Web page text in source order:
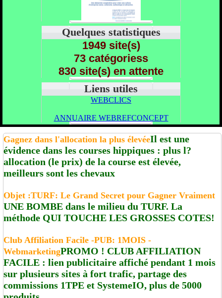
Quelques statistiques
1949 site(s)
73 catégoriess
830 site(s) en attente
Liens utiles
WEBCLICS
ANNUAIRE WEBREFCONCEPT
Gagnez dans l'allocation la plus élevéeIl est une
évidence dans les courses hippiques : plus l?
allocation (le prix) de la course est élevée,
meilleurs sont les chevaux
Objet :TURF: Le Grand Secret pour Gagner Vraiment
UNE BOMBE dans le milieu du TURF. La
méthode QUI TOUCHE LES GROSSES COTES!
Club Affiliation Facile -PUB: 1MOIS -
WebmarketingPROMO ! CLUB AFFILIATION
FACILE : lien publicitaire affiché pendant 1 mois
sur plusieurs sites à fort trafic, partage des
commissions 1TPE et SystemeIO, plus de 5000